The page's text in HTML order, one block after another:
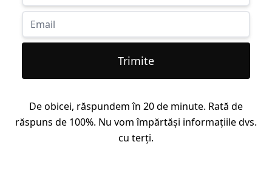
Trimite
De obicei, răspundem în 20 de minute. Rată de
răspuns de 100%. Nu vom împărtăși informațiile dvs.
cu terți.